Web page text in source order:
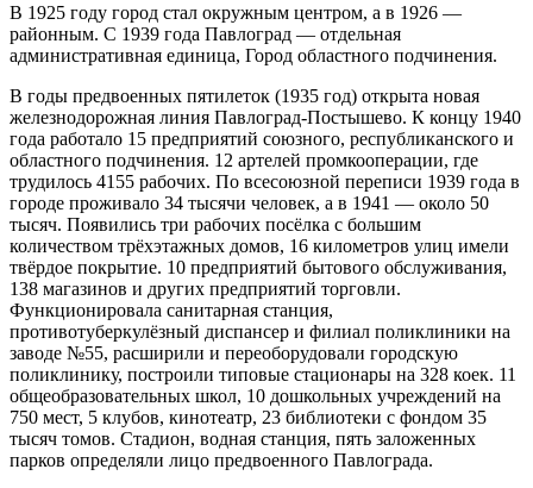
В 1925 году город стал окружным центром, а в 1926 —
районным. С 1939 года Павлоград — отдельная
административная единица, Город областного подчинения.
В годы предвоенных пятилеток (1935 год) открыта новая
железнодорожная линия Павлоград-Постышево. К концу 1940
года работало 15 предприятий союзного, республиканского и
областного подчинения. 12 артелей промкооперации, где
трудилось 4155 рабочих. По всесоюзной переписи 1939 года в
городе проживало 34 тысячи человек, а в 1941 — около 50
тысяч. Появились три рабочих посёлка с большим
количеством трёхэтажных домов, 16 километров улиц имели
твёрдое покрытие. 10 предприятий бытового обслуживания,
138 магазинов и других предприятий торговли.
Функционировала санитарная станция,
противотуберкулёзный диспансер и филиал поликлиники на
заводе №55, расширили и переоборудовали городскую
поликлинику, построили типовые стационары на 328 коек. 11
общеобразовательных школ, 10 дошкольных учреждений на
750 мест, 5 клубов, кинотеатр, 23 библиотеки с фондом 35
тысяч томов. Стадион, водная станция, пять заложенных
парков определяли лицо предвоенного Павлограда.